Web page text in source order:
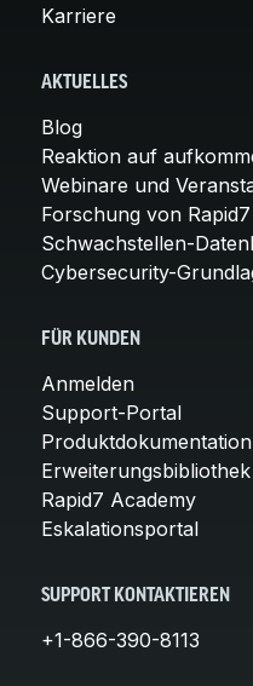
Karriere
AKTUELLES
Blog
Reaktion auf
Webinare und
Forschung von
Schwachstellen-
Cybersecurity-
FÜR KUNDEN
Anmelden
Support-Portal
Produktdokumentation
Erweiterungsbibliothek
Rapid7 Academy
Eskalationsportal
SUPPORT KONTAKTIEREN
+1-866-390-8113